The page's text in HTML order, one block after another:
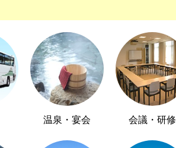
温泉・宴会 会議・研修